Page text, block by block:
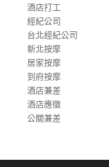
酒店打工
經紀公司
台北經紀公司
新北按摩
居家按摩
到府按摩
酒店兼差
酒店應徵
公關兼差